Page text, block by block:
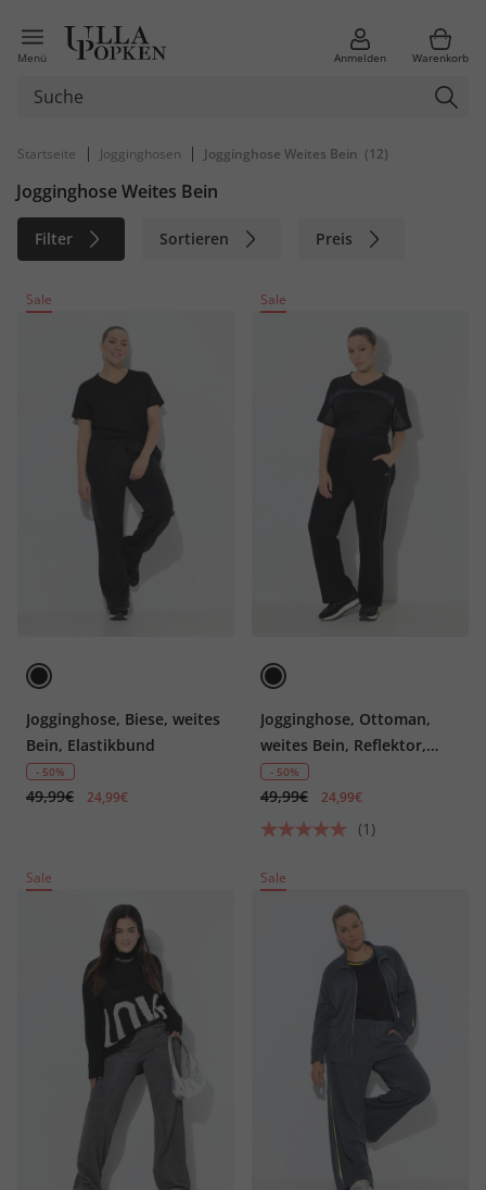
Menü Anmelden Warenkorb
Startseite | Jogginghosen | Jogginghose Weites Bein (12)
Jogginghose Weites Bein
Filter Sortieren Preis
Material
Sale
Jogginghose, Biese, weites
Bein, Elastikbund
- 50%
49,99€ 24,99€
Sale
Jogginghose, Ottoman,
weites Bein, Reflektor,
Elastikbund
- 50%
49,99€ 24,99€
(1)
Sale Sale